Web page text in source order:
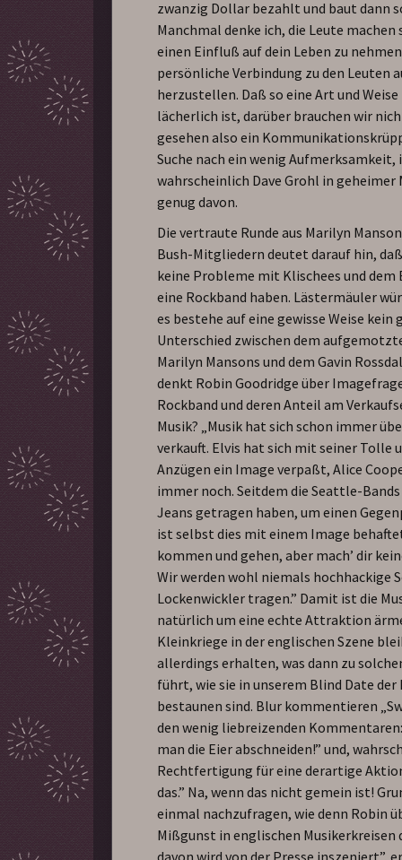
zwanzig Dollar bezahlt und baut dann
Manchmal denke ich, die Leute machen
einen Einfluß auf dein Leben zu
persönliche Verbindung zu den Leuten
herzustellen. Daß so eine Art und
lächerlich ist, darüber brauchen wir
gesehen also ein
Suche nach ein wenig
wahrscheinlich Dave Grohl in
genug davon.
Die vertraute Runde aus Marilyn
Bush-Mitgliedern deutet darauf hin,
keine Probleme mit Klischees und
eine Rockband haben. Lästermäuler
es bestehe auf eine gewisse Weise kein
Unterschied zwischen dem
Marilyn Mansons und dem Gavin
denkt Robin Goodridge über
Rockband und deren Anteil am
Musik? „Musik hat sich schon immer
verkauft. Elvis hat sich mit seiner Tolle
Anzügen ein Image verpaßt, Alice
immer noch. Seitdem die Seattle-
Jeans getragen haben, um einen
ist selbst dies mit einem Image
kommen und gehen, aber mach’ dir
Wir werden wohl niemals hochhackige
Lockenwickler tragen.” Damit ist die
natürlich um eine echte Attraktion
Kleinkriege in der englischen Szene
allerdings erhalten, was dann zu
führt, wie sie in unserem Blind Date der
bestaunen sind. Blur kommentieren
den wenig liebreizenden
man die Eier abschneiden!” und,
Rechtfertigung für eine derartige
das.” Na, wenn das nicht gemein ist!
einmal nachzufragen, wie denn Robin
Mißgunst in englischen Musikerkreisen
davon wird von der Presse inszeniert”,